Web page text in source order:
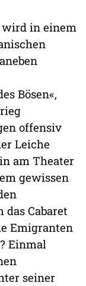
wird in einem
Bösen«,
offensiv
Leiche
am Theater
gewissen
Cabaret
Emigranten
Einmal
seiner